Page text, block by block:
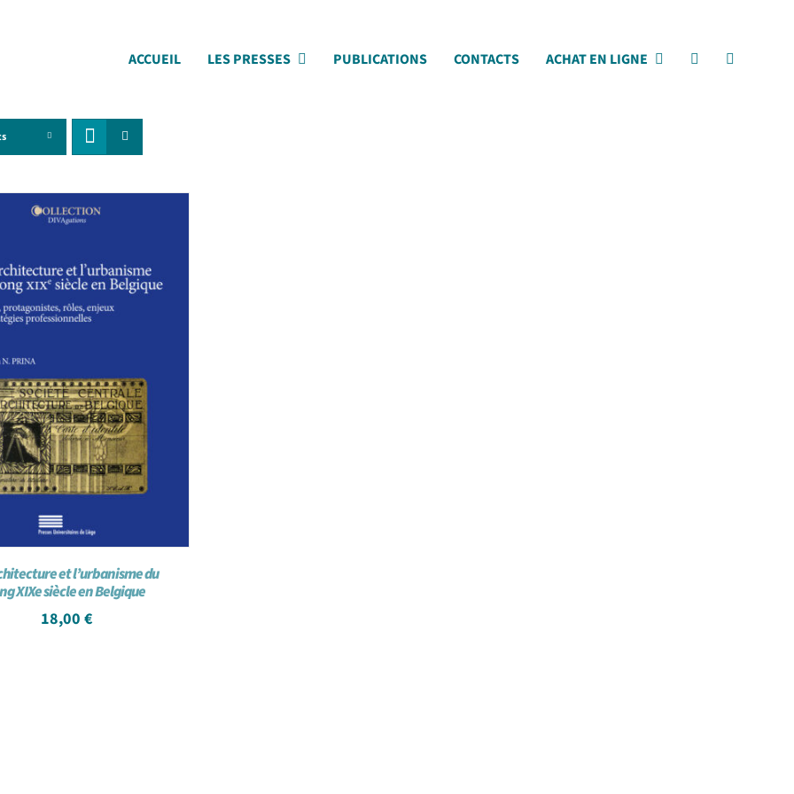
ACCUEIL LES PRESSES PUBLICATIONS CONTACTS ACHAT EN LIGNE
et l’urbanisme du
XIXe siècle en Belgique
18,00 €